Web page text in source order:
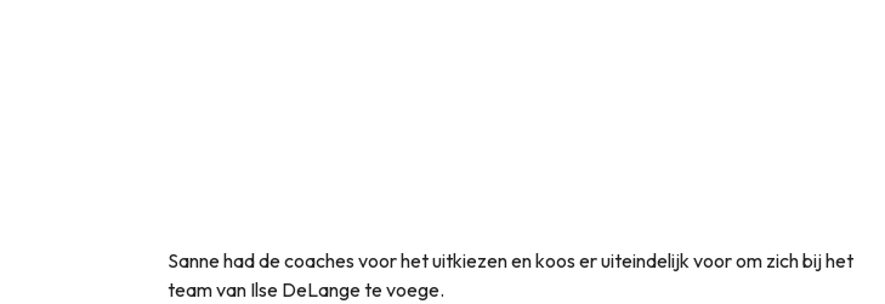
Sanne had de coaches voor het uitkiezen en koos er uiteindelijk voor om zich bij het
team van Ilse DeLange te voege.